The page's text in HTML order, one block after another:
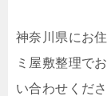
神奈川県にお
ミ屋敷整理で
い合わせくださ